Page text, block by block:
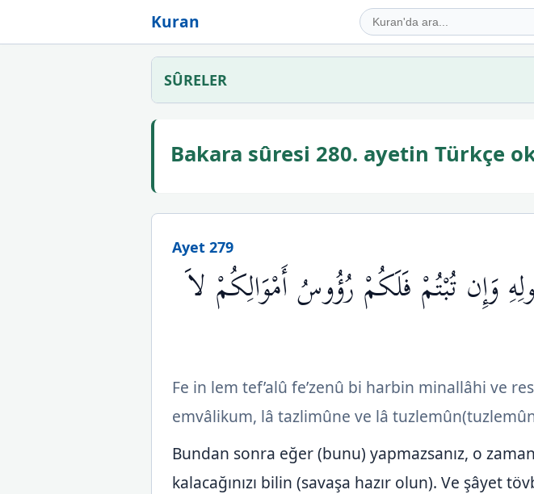
Kuran
SÛRELER
Bakara sûresi 280. ayetin Türkçe
Ayet 279
وَإِن تُبْتُمْ فَلَكُمْ رُؤُوسُ أَمْوَالِكُمْ لاَ
Fe in lem tef’alû fe’zenû bi harbin minallâhi ve
emvâlikum, lâ tazlimûne ve lâ
Bundan sonra eğer (bunu) yapmazsanız, o
kalacağınızı bilin (savaşa hazır olun). Ve şâyet